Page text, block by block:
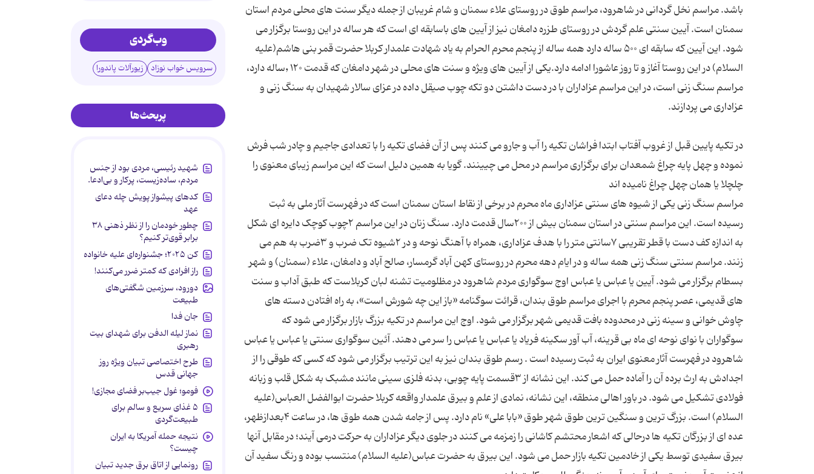
باشد. مراسم نخل گردانی در شاهرود، مراسم طوق در روستای علاء سمنان و شام غریبان از جمله دیگر سنت های محلی مردم استان
سمنان است. آیین سنتی علم گردش در روستای طزره دامغان نیز از آیین های باسابقه ای است که هر ساله در این روستا برگزار می
شود. این آیین که سابقه ای ۵۰۰ ساله دارد همه ساله از پنجم محرم الحرام به یاد شهادت علمدار کربلا حضرت قمر بنی هاشم(علیه
السلام) در این روستا آغاز و تا روز عاشورا ادامه دارد.یکی از آیین های ویژه و سنت های محلی در شهر دامغان که قدمت ۱۲۰ ٬ساله دارد،
مراسم سنگ زنی است، در این مراسم عزاداران با در دست داشتن دو تکه چوب صیقل داده در عزای سالار شهیدان به سنگ زنی و
در تکیه پایین قبل از غروب آفتاب ابتدا فراشان تکیه را آب و جارو می کنند پس از آن فضای تکیه را با تعدادی جاجیم و چادر شب فرش
نموده و چهل پایه چراغ شمعدان برای برگزاری مراسم در محل می چیینند. گویا به همین دلیل است که این مراسم زیبای معنوی را
مراسم سنگ زنی یکی از شیوه های سنتی عزاداری ماه محرم در برخی از نقاط استان سمنان است که در فهرست آثار ملی به ثبت
رسیده است. این مراسم سنتی در استان سمنان بیش از ۲۰۰سال قدمت دارد. سنگ زنان در این مراسم ۲چوب کوچک دایره ای شکل
به اندازه کف دست با قطر تقریبی ۷سانتی متر را با هدف عزاداری، همراه با آهنگ نوحه و در ۲شیوه تک ضرب و ۳ضرب به هم می
زنند. مراسم سنتی سنگ زنی همه ساله و در ایام دهه محرم در روستای کهن آباد گرمسار، صالح آباد و دامغان، علاء (سمنان) و شهر
بسطام برگزار می شود. آیین یا عباس یا عباس اوج سوگواری مردم شاهرود در مظلومیت تشنه لبان کربلاست که طبق آداب و سنت
های قدیمی، عصر پنجم محرم با اجرای مراسم طوق بندان، قرائت سوگنامه «باز این چه شورش است»، به راه افتادن دسته های
چاوش خوانی و سینه زنی در محدوده بافت قدیمی شهر برگزار می شود. اوج این مراسم در تکیه بزرگ بازار برگزار می شود که
سوگواران با نوای نوحه ای ماه بی قرینه، آب آور سکینه فریاد یا عباس یا عباس را سر می دهند. آئین سوگواری سنتی یا عباس یا عباس
شاهرود در فهرست آثار معنوی ایران به ثبت رسیده است . رسم طوق بندان نیز به این ترتیب برگزار می شود که کسی که طوقی را از
اجدادش به ارث برده آن را آماده حمل می کند. این نشانه از ۳قسمت پایه چوبی، بدنه فلزی سینی مانند مشبک به شکل قلب و زبانه
فولادی تشکیل می شود. در باور اهالی منطقه، این نشانه، نمادی از علم و بیرق علمدار واقعه کربلا حضرت ابوالفضل العباس(علیه
السلام) است. بزرگ ترین و سنگین ترین طوق شهر طوق «بابا علی» نام دارد. پس از جامه شدن همه طوق ها، در ساعت ۴بعدازظهر،
عده ای از بزرگان تکیه ها درحالی که اشعار محتشم کاشانی را زمزمه می کنند در جلوی دیگر عزاداران به حرکت درمی آیند؛ در مقابل آنها
بیرق سفیدی توسط یکی از خادمین تکیه بازار حمل می شود. این بیرق به حضرت عباس(علیه السلام) منتسب بوده و رنگ سفید آن
وب‌گردی
سرویس خواب نوزاد زیورآلات پاندورا
پربحث‌ها
شهید رئیسی، مردی بود از جنس
مردم، ساده‌زیست، پرکار و بی‌ادعا.
کدهای پیشواز پویش چله دعای
عهد
چطور خودمان را از نظر ذهنی ۳۸
برابر قوی‌تر کنیم؟
کن ۲۰۲۵؛ جشنواره‌ای علیه خانواده
راز افرادی که کمتر ضرر می‌کنند!
دورود، سرزمین شگفتی‌های
طبیعت
جان فدا
نماز لیله الدفن برای شهدای بیت
رهبری
طرح اختصاصی تبیان ویژه روز
جهانی قدس
فومو؛ غول جیب‌بر فضای مجازی!
۵ غذای سریع و سالم برای
طبیعت‌گردی
نتیجه حمله آمریکا به ایران
چیست؟
رونمایی از اتاق برق جدید تبیان